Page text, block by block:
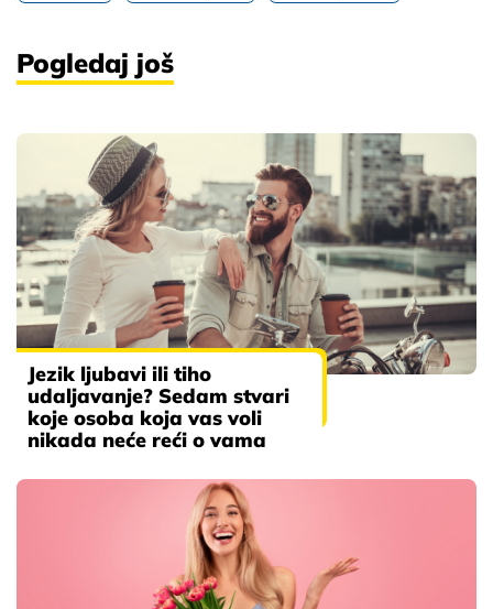
Pogledaj još
Jezik ljubavi ili tiho
udaljavanje? Sedam stvari
koje osoba koja vas voli
nikada neće reći o vama